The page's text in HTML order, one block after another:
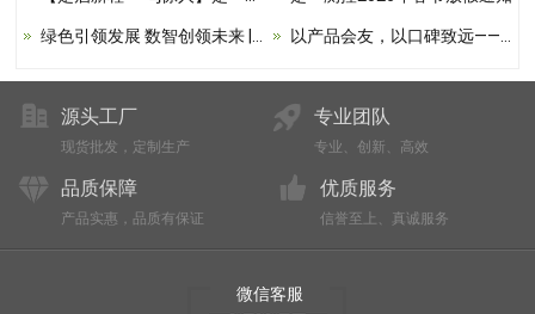
源头工厂
现货批发，定制生产
专业团队
专业、创新、高效
品质保障
产品实惠，品质有保证
优质服务
信誉至上、真诚服务
微信客服